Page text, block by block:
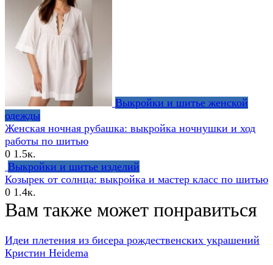
Выкройки и шитье женской
одежды
Женская ночная рубашка: выкройка ночнушки и ход
работы по шитью
0 1.5к.
Выкройки и шитье изделий
Козырек от солнца: выкройка и мастер класс по шитью
0 1.4к.
Вам также может понравиться
Идеи плетения из бисера рождественских украшений
Кристин Heidema